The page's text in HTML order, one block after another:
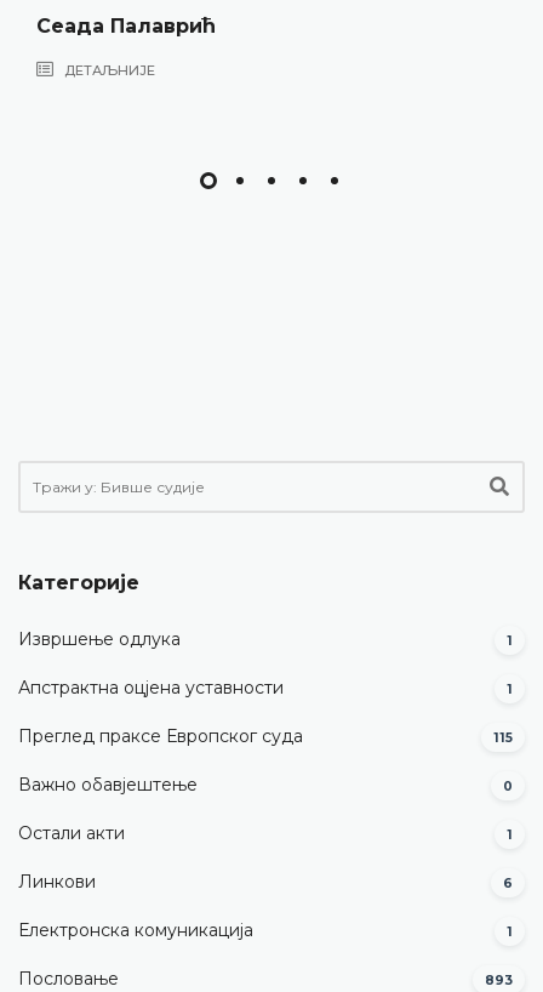
Сеада Палаврић
ДЕТАЉНИЈЕ
Категорије
Извршење одлука 1
Апстрактна оцјена уставности 1
Преглед праксе Европског суда 115
Важно обавјештење 0
Остали акти 1
Линкови 6
Електронска комуникација 1
Пословање 893